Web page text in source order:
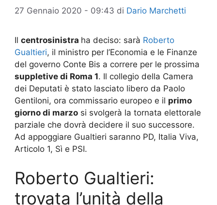
27 Gennaio 2020 - 09:43 di Dario Marchetti
Il centrosinistra ha deciso: sarà Roberto
Gualtieri, il ministro per l’Economia e le Finanze
del governo Conte Bis a correre per le prossima
suppletive di Roma 1. Il collegio della Camera
dei Deputati è stato lasciato libero da Paolo
Gentiloni, ora commissario europeo e il primo
giorno di marzo si svolgerà la tornata elettorale
parziale che dovrà decidere il suo successore.
Ad appoggiare Gualtieri saranno PD, Italia Viva,
Articolo 1, Sì e PSI.
Roberto Gualtieri:
trovata l’unità della